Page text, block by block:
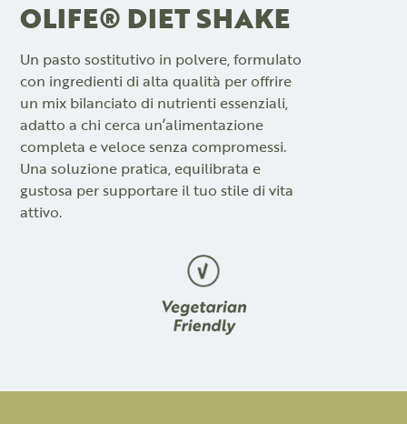
OLIFE® DIET SHAKE
Un pasto sostitutivo in polvere, formulato
con ingredienti di alta qualità per offrire
un mix bilanciato di nutrienti essenziali,
adatto a chi cerca un’alimentazione
completa e veloce senza compromessi.
Una soluzione pratica, equilibrata e
gustosa per supportare il tuo stile di vita
attivo.